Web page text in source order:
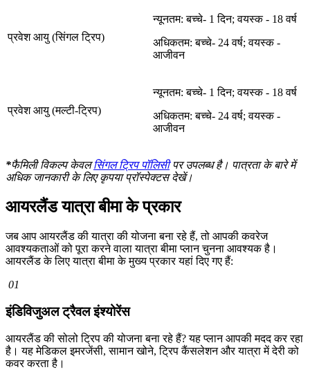
प्रवेश आयु (सिंगल ट्रिप)
न्यूनतम: बच्चे- 1 दिन; वयस्क - 18 वर्ष
अधिकतम: बच्चे- 24 वर्ष; वयस्क -
आजीवन
प्रवेश आयु (मल्टी-ट्रिप)
न्यूनतम: बच्चे- 1 दिन; वयस्क - 18 वर्ष
अधिकतम: बच्चे- 24 वर्ष; वयस्क -
आजीवन
*फैमिली विकल्प केवलसिंगल ट्रिप पॉलिसीपर उपलब्ध है। पात्रता के बारे में
अधिक जानकारी के लिए कृपया प्रॉस्पेक्टस देखें।
आयरलैंड यात्रा बीमा के प्रकार
जब आप आयरलैंड की यात्रा की योजना बना रहे हैं, तो आपकी कवरेज
आवश्यकताओं को पूरा करने वाला यात्रा बीमा प्लान चुनना आवश्यक है।
आयरलैंड के लिए यात्रा बीमा के मुख्य प्रकार यहां दिए गए हैं:
01
इंडिविजुअल ट्रैवल इंश्योरेंस
आयरलैंड की सोलो ट्रिप की योजना बना रहे हैं? यह प्लान आपकी मदद कर रहा
है। यह मेडिकल इमरजेंसी, सामान खोने, ट्रिप कैंसलेशन और यात्रा में देरी को
कवर करता है।